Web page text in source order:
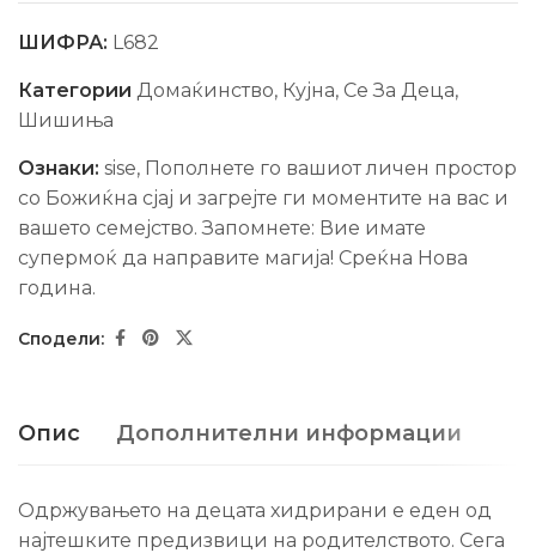
ШИФРА: L682
Категории Домаќинство, Кујна, Се За Деца,
Шишиња
Ознаки: sise, Пополнете го вашиот личен простор
со Божиќна сјај и загрејте ги моментите на вас и
вашето семејство. Запомнете: Вие имате
супермоќ да направите магија! Среќна Нова
гoдина.
Опис Дополнителни информации
Одржувањето на децата хидрирани е еден од
најтешките предизвици на родителството. Сега